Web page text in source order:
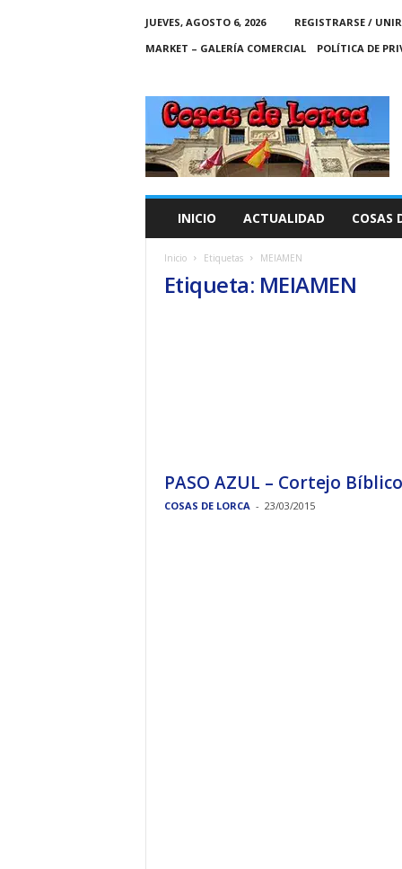
JUEVES, AGOSTO 6, 2026
REGISTRARSE /
MARKET – GALERÍA COMERCIAL
POLÍTICA DE
C
A
S
INICIO ACTUALIDAD COSAS
Inicio Etiquetas MEIAMEN
Etiqueta: MEIAMEN
PASO AZUL – Cortejo Bíblico
COSAS DE LORCA - 23/03/2015